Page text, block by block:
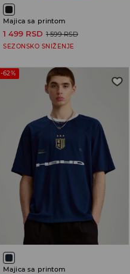
Majica sa printom
1 499 RSD 1 599 RSD
SEZONSKO SNIŽENJE
-62%
Majica sa printom